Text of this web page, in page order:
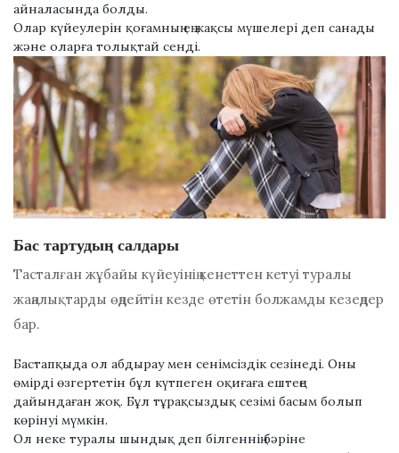
айналасында болды.
Олар күйеулерін қоғамның ең жақсы мүшелері деп санады
және оларға толықтай сенді.
Бас тартудың салдары
Тасталған жұбайы күйеуінің кенеттен кетуі туралы
жаңалықтарды өңдейтін кезде өтетін болжамды кезеңдер
бар.
Бастапқыда ол абдырау мен сенімсіздік сезінеді. Оны
өмірді өзгертетін бұл күтпеген оқиғаға ештеңе
дайындаған жоқ. Бұл тұрақсыздық сезімі басым болып
көрінуі мүмкін.
Ол неке туралы шындық деп білгеннің бәріне